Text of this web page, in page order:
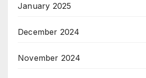
January 2025
December 2024
November 2024